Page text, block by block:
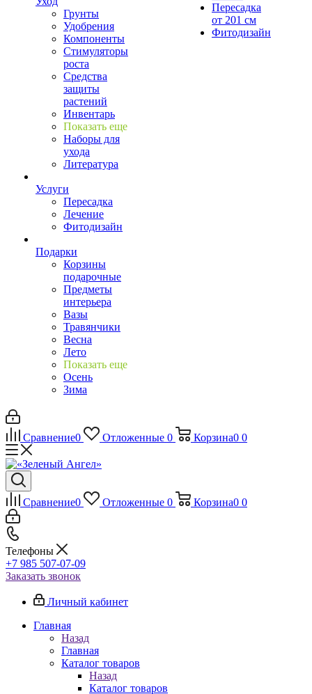
Грунты
Удобрения
Компоненты
Стимуляторы
роста
Средства
защиты
растений
Инвентарь
Показать еще
Наборы для
ухода
Литература
Услуги
Пересадка
Лечение
Фитодизайн
Подарки
Корзины
подарочные
Предметы
интерьера
Вазы
Травянчики
Весна
Лето
Показать еще
Осень
Зима
Пересадка
от 201 см
Фитодизайн
Сравнение0 Отложенные 0 Корзина0 0
Сравнение0 Отложенные 0 Корзина0 0
Телефоны
+7 985 507-07-09
Заказать звонок
Личный кабинет
Главная
Назад
Главная
Каталог товаров
Назад
Каталог товаров